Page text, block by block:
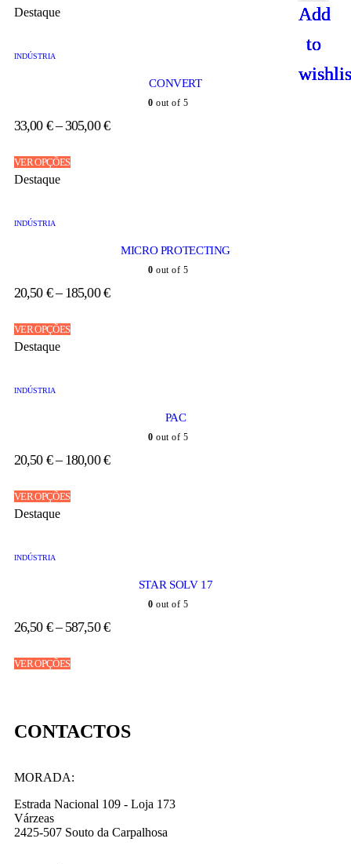
Destaque
Add
to
INDÚSTRIA
CONVERT
0 out of 5
33,00 €–305,00€
VER OPÇÕES
Destaque
Add
to
INDÚSTRIA
MICRO PROTECTING
0 out of 5
20,50 €–185,00€
VER OPÇÕES
Destaque
Add
to
INDÚSTRIA
PAC
0 out of 5
20,50 €–180,00€
VER OPÇÕES
Destaque
Add
to
INDÚSTRIA
STAR SOLV 17
0 out of 5
26,50 €–587,50€
VER OPÇÕES
CONTACTOS
MORADA:
Estrada Nacional 109 - Loja 173
Várzeas
2425-507 Souto da Carpalhosa